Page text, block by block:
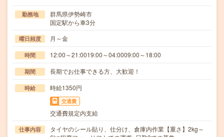
勤務地
群馬県伊勢崎市
国定駅から車3分
曜日頻度 月～金
時間 12:00～21:0019:00～04:0009:00～18:00
期間 長期でお仕事できる方、大歓迎！
時給 時給1350円
交通費
交通費規定内支給
仕事内容
タイヤのシール貼り、仕分け、倉庫内作業【重さ】2kg～